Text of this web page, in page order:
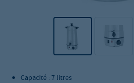
Capacité : 7 litres